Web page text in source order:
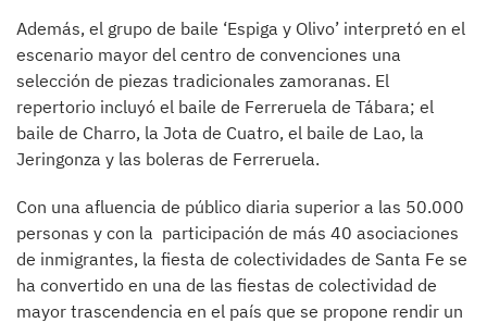
Además, el grupo de baile ‘Espiga y Olivo’ interpretó en el
escenario mayor del centro de convenciones una
selección de piezas tradicionales zamoranas. El
repertorio incluyó el baile de Ferreruela de Tábara; el
baile de Charro, la Jota de Cuatro, el baile de Lao, la
Jeringonza y las boleras de Ferreruela.
Con una afluencia de público diaria superior a las 50.000
personas y con la participación de más 40 asociaciones
de inmigrantes, la fiesta de colectividades de Santa Fe se
ha convertido en una de las fiestas de colectividad de
mayor trascendencia en el país que se propone rendir un